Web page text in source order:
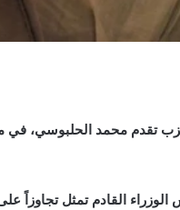
حزب تقدم محمد الحلبوسي،
القادم تمثل تجاوزاً